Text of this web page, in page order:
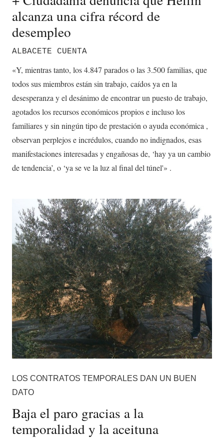
alcanza una cifra récord de
desempleo
ALBACETE CUENTA
«Y, mientras tanto, los 4.847 parados o las 3.500 familias, que
todos sus miembros están sin trabajo, caídos ya en la
desesperanza y el desánimo de encontrar un puesto de trabajo,
agotados los recursos económicos propios e incluso los
familiares y sin ningún tipo de prestación o ayuda económica ,
observan perplejos e incrédulos, cuando no indignados, esas
manifestaciones interesadas y engañosas de, ‘hay ya un cambio
de tendencia’, o ‘ya se ve la luz al final del túnel'» .
LOS CONTRATOS TEMPORALES DAN UN BUEN
DATO
Baja el paro gracias a la
temporalidad y la aceituna